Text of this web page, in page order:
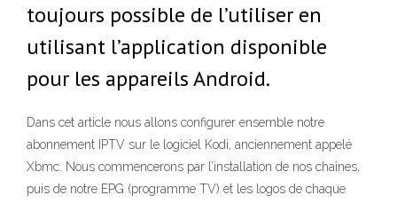
toujours possible de l’utiliser en
utilisant l’application disponible
pour les appareils Android.
Dans cet article nous allons configurer ensemble notre
abonnement IPTV sur le logiciel Kodi, anciennement appelé
Xbmc. Nous commencerons par l’installation de nos chaînes,
puis de notre EPG (programme TV) et les logos de chaque